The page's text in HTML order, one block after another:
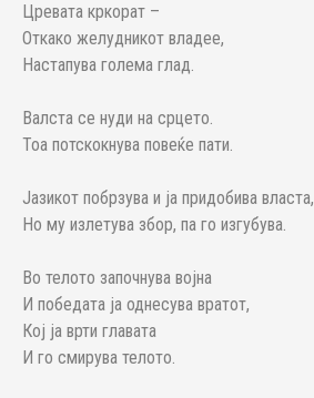
Цревата кркорат –
Откако желудникот владее,
Настапува голема глад.
Валста се нуди на срцето.
Тоа потскокнува повеќе пати.
Јазикот побрзува и ја придобива власта,
Но му излетува збор, па го изгубува.
Во телото започнува војна
И победата ја однесува вратот,
Кој ја врти главата
И го смирува телото.